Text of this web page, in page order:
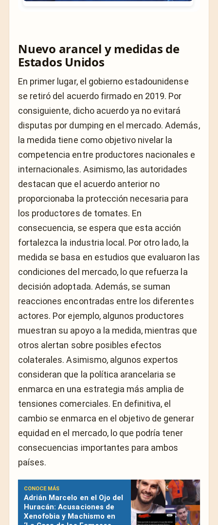
Nuevo arancel y medidas de
Estados Unidos
En primer lugar, el gobierno estadounidense
se retiró del acuerdo firmado en 2019. Por
consiguiente, dicho acuerdo ya no evitará
disputas por dumping en el mercado. Además,
la medida tiene como objetivo nivelar la
competencia entre productores nacionales e
internacionales. Asimismo, las autoridades
destacan que el acuerdo anterior no
proporcionaba la protección necesaria para
los productores de tomates. En
consecuencia, se espera que esta acción
fortalezca la industria local. Por otro lado, la
medida se basa en estudios que evaluaron las
condiciones del mercado, lo que refuerza la
decisión adoptada. Además, se suman
reacciones encontradas entre los diferentes
actores. Por ejemplo, algunos productores
muestran su apoyo a la medida, mientras que
otros alertan sobre posibles efectos
colaterales. Asimismo, algunos expertos
consideran que la política arancelaria se
enmarca en una estrategia más amplia de
tensiones comerciales. En definitiva, el
cambio se enmarca en el objetivo de generar
equidad en el mercado, lo que podría tener
consecuencias importantes para ambos
países.
CONOCE MÁS
Adrián Marcelo en el Ojo del
Huracán: Acusaciones de
Xenofobia y Machismo en